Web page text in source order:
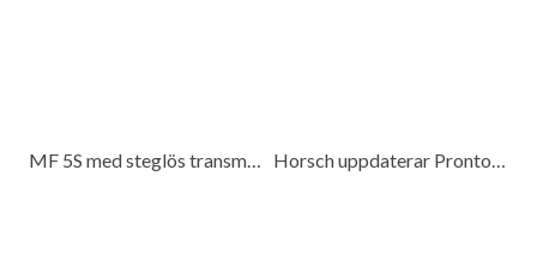
MF 5S med steglös transmission Horsch uppdaterar Pronto 6 DC